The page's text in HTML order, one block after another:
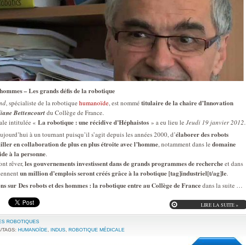
– Les grands défis de la robotique
, spécialiste de la robotique humanoïde, est nommé titulaire de la chaire d’Innovation
Bettencourtdu Collège de France.
intitulée « La robotique : une récidive d’Héphaistos » a eu lieu le Jeudi 19 janvier 2012.
à un tournant puisqu’il s’agit depuis les années 2000, d’élaborer des robots
en collaboration de plus en plus étroite avec l’homme, notamment dans le domaine
à la personne.
rêver,les gouvernements investissent dans de grands programmes de rechercheet dans
un million d’emplois seront créés grâce à la robotique [tag]industriel[t/ag]le.
sur Des robots et des hommes : la robotique entre au Collège de Francedans la suite …
LIRE LA SUITE »
ROBOTIQUES
TAGS: HUMANOÏDE INDUS ROBOTIQUE MÉDICALE